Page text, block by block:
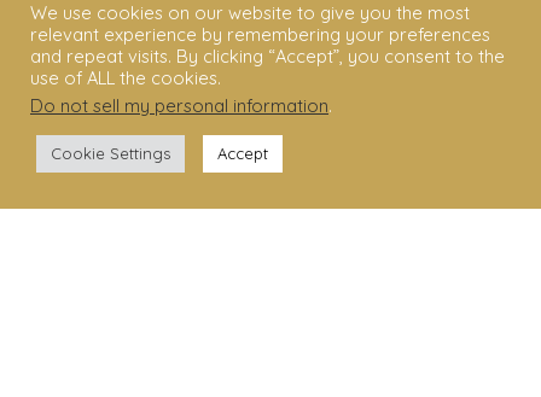
Shakti Dance® Teacher Training
Shakti Dance® Online Courses
Shakti Dance® Online Classes
CONNECT WITH US
We use cookies on our website to give you the most
relevant experience by remembering your preferences
and repeat visits. By clicking “Accept”, you consent to the
use of ALL the cookies.
Do not sell my personal information.
Cookie Settings Accept